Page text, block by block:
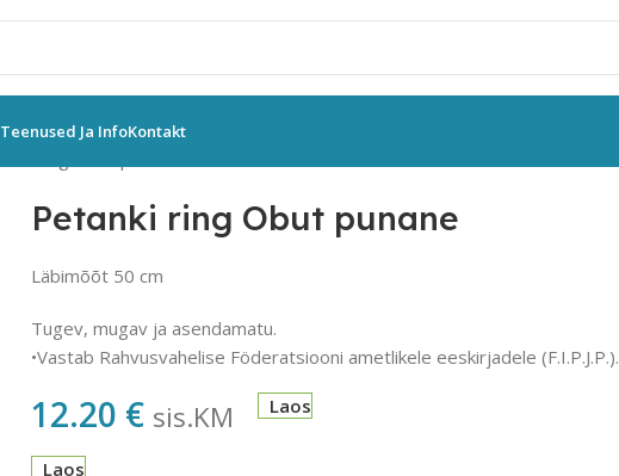
Teenused Ja InfoKontakt
Petanki ring Obut punane
Läbimõõt 50 cm
Tugev, mugav ja asendamatu.
•Vastab Rahvusvahelise Föderatsiooni ametlikele eeskirjadele (F.I.P.J.P.).
12.20 € sis.KM Laos
Laos